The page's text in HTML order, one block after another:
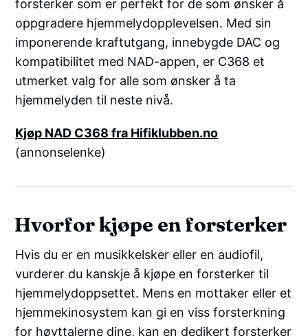
forsterker som er perfekt for de som ønsker å
oppgradere hjemmelydopplevelsen. Med sin
imponerende kraftutgang, innebygde DAC og
kompatibilitet med NAD-appen, er C368 et
utmerket valg for alle som ønsker å ta
hjemmelyden til neste nivå.
Kjøp NAD C368 fra Hifiklubben.no
(annonselenke)
Hvorfor kjøpe en forsterker
Hvis du er en musikkelsker eller en audiofil,
vurderer du kanskje å kjøpe en forsterker til
hjemmelydoppsettet. Mens en mottaker eller et
hjemmekinosystem kan gi en viss forsterkning
for høyttalerne dine, kan en dedikert forsterker